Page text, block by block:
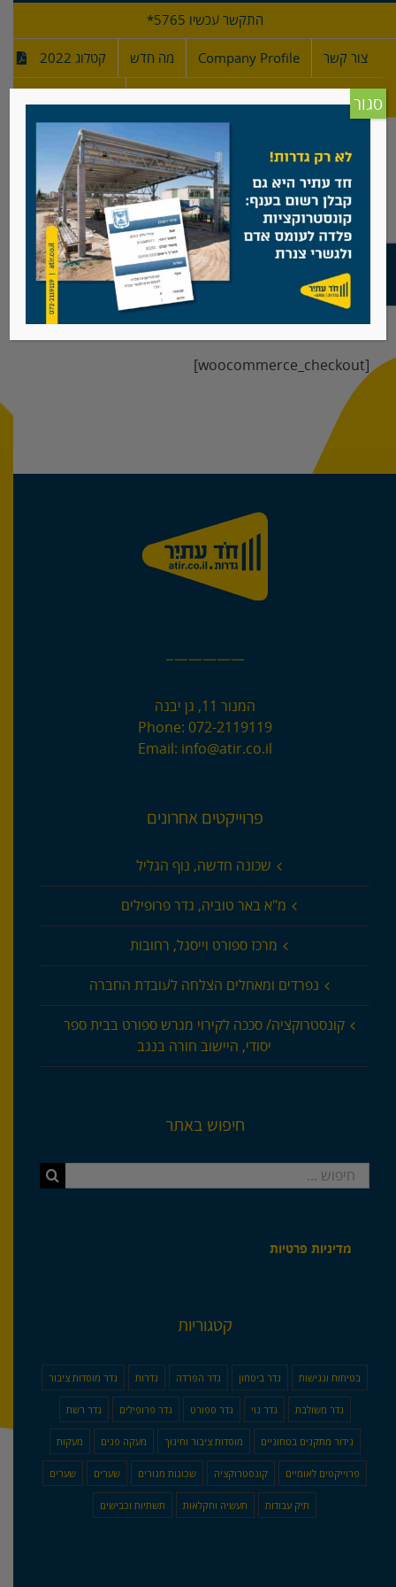
התקשר עכשיו 5765*
צור קשר Company Profile מה חדש קטלוג 2022
תשלום
[woocommerce_checkout]
—————–
המנור 11, גן יבנה
Phone: 072-2119119
Email: info@atir.co.il
פרוייקטים אחרונים
שכונה חדשה, נוף הגליל
מ"א באר טוביה, גדר פרופילים
מרכז ספורט וייסגל, רחובות
נפרדים ומאחלים הצלחה לעובדת החברה
קונסטרוקציה/ סככה לקירוי מגרש ספורט בבית ספר
יסודי, היישוב חורה בנגב
חיפוש באתר
חיפוש...
מדיניות פרטיות
קטגוריות
בטיחות ונגישות גדר ביטחון גדר הפרדה גדרות גדר מוסדות ציבור
גדר משולבת גדר נוי גדר ספורט גדר פרופילים גדר רשת
גידור מתקנים בטחוניים מוסדות ציבור וחינוך מעקה פנים מעקות
פרוייקטים לאומיים קונסטרוקציה שכונות מגורים שערים שערים
תיק עבודות תעשיה וחקלאות תשתיות וכבישים
סגור